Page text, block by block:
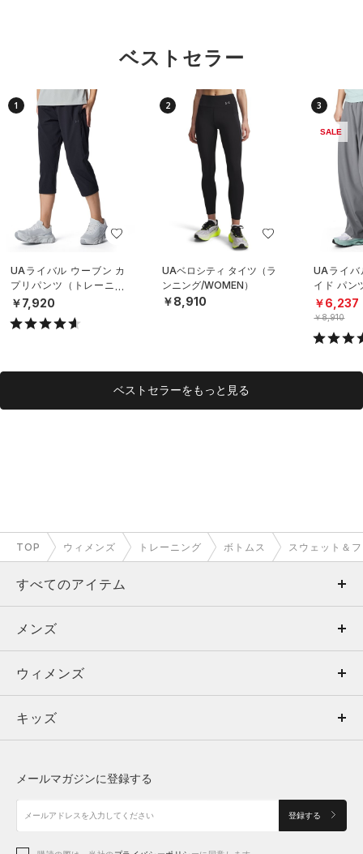
ベストセラー
1
UAライバル ウーブン カ
プリパンツ（トレーニン
グ/WOMEN）
￥7,920
2
UAベロシティ タイツ（ラ
ンニング/WOMEN）
￥8,910
3
SALE
UAライバ
イド パン
イル/
￥6,237
￥8,910
ベストセラーをもっと見る
TOP ウィメンズ トレーニング ボトムス スウェット＆
すべてのアイテム
メンズ
ウィメンズ
キッズ
アクセサリー
メンズ
トップス
ボトムス
アクセサリー
ウィメンズ
トップス
シューズ
キッズ
メールマガジンに登録する
登録する